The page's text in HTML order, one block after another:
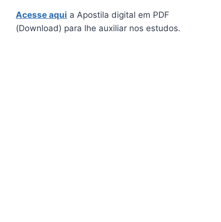
Acesse aqui a Apostila digital em PDF
(Download) para lhe auxiliar nos estudos.